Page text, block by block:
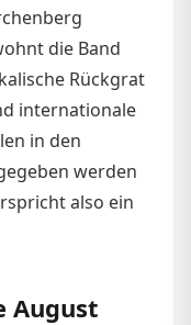
die Band
Rückgrat
internationale
in den
werden
also ein
August